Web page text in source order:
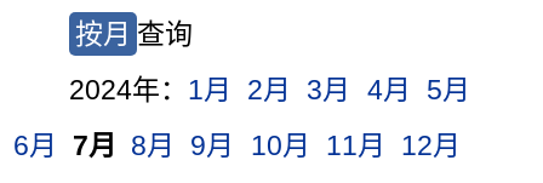
按月 查询
2024年： 1月 2月 3月 4月
5月
6月
7月 8月 9月 10月 11月
12月